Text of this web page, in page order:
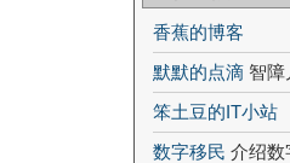
香蕉的博客
默默的点滴 智障
笨土豆的IT小站
数字移民 介绍数